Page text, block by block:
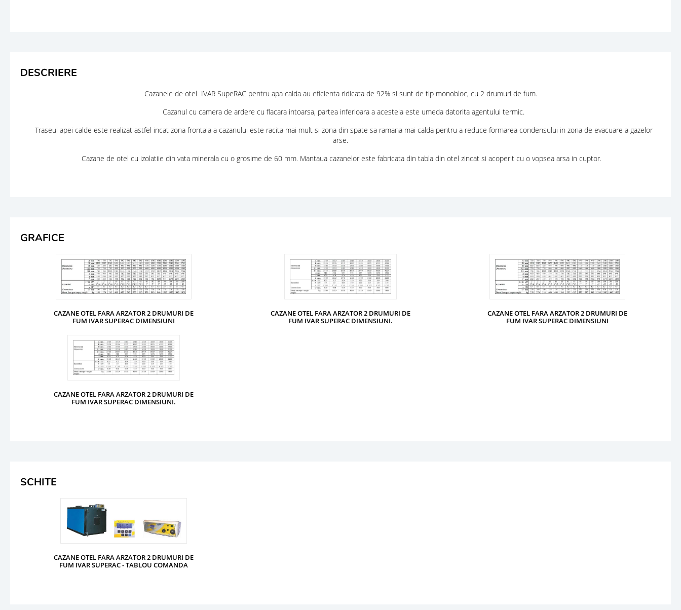
DESCRIERE
Cazanele de otel IVAR SupeRAC pentru apa calda au eficienta ridicata de 92% si sunt de tip monobloc, cu 2 drumuri de fum.
Cazanul cu camera de ardere cu flacara intoarsa, partea inferioara a acesteia este umeda datorita agentului termic.
Traseul apei calde este realizat astfel incat zona frontala a cazanului este racita mai mult si zona din spate sa ramana mai calda pentru a reduce formarea condensului in zona de evacuare a gazelor
arse.
Cazane de otel cu izolatiie din vata minerala cu o grosime de 60 mm. Mantaua cazanelor este fabricata din tabla din otel zincat si acoperit cu o vopsea arsa in cuptor.
GRAFICE
CAZANE OTEL FARA ARZATOR 2 DRUMURI DE
FUM IVAR SUPERAC DIMENSIUNI
CAZANE OTEL FARA ARZATOR 2 DRUMURI DE
FUM IVAR SUPERAC DIMENSIUNI.
CAZANE OTEL FARA ARZATOR 2 DRUMURI DE
FUM IVAR SUPERAC DIMENSIUNI
CAZANE OTEL FARA ARZATOR 2 DRUMURI DE
FUM IVAR SUPERAC DIMENSIUNI.
SCHITE
CAZANE OTEL FARA ARZATOR 2 DRUMURI DE
FUM IVAR SUPERAC - TABLOU COMANDA